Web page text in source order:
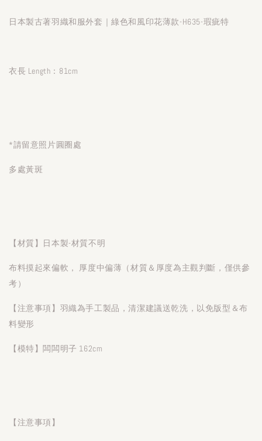
日本製古著羽織和服外套｜綠色和風印花薄款-H635-瑕疵特
衣長 Length：81cm
*請留意照片圓圈處
多處黃斑
【材質】日本製-材質不明
布料摸起來偏軟， 厚度中偏薄（材質＆厚度為主觀判斷，僅供參
考）
【注意事項】羽織為手工製品，清潔建議送乾洗，以免版型＆布
料變形
【模特】闆闆明子 162cm
【注意事項】